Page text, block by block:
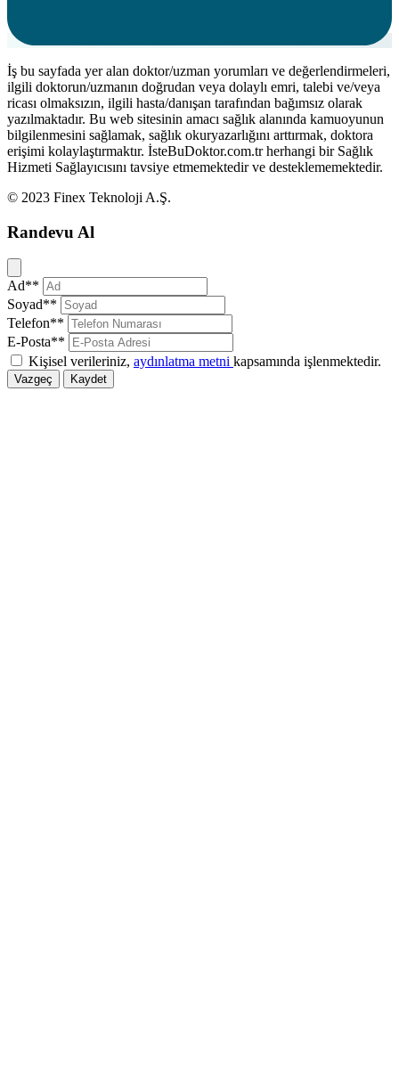
İş bu sayfada yer alan doktor/uzman yorumları ve değerlendirmeleri,
ilgili doktorun/uzmanın doğrudan veya dolaylı emri, talebi ve/veya
ricası olmaksızın, ilgili hasta/danışan tarafından bağımsız olarak
yazılmaktadır. Bu web sitesinin amacı sağlık alanında kamuoyunun
bilgilenmesini sağlamak, sağlık okuryazarlığını arttırmak, doktora
erişimi kolaylaştırmaktır. İsteBuDoktor.com.tr herhangi bir Sağlık
Hizmeti Sağlayıcısını tavsiye etmemektedir ve desteklememektedir.
© 2023 Finex Teknoloji A.Ş.
Randevu Al
Kapat
Ad**
Soyad**
Telefon**
E-Posta**
Kişisel verileriniz, aydınlatma metni kapsamında işlenmektedir.
Vazgeç Kaydet